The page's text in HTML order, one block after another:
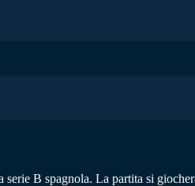
B spagnola. La partita si